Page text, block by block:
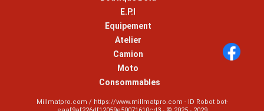
E.P.I
Equipement
Atelier
Camion
Moto
Consommables
Millmatpro.com / https://www.millmatpro.com - ID Robot bot-